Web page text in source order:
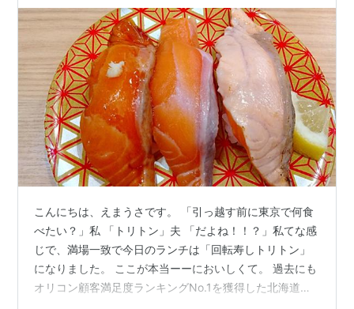
こんにちは、えまうさです。 「引っ越す前に東京で何食
べたい？」私 「トリトン」夫 「だよね！！？」私てな感
じで、満場一致で今日のランチは「回転寿しトリトン」
になりました。 ここが本当ーーにおいしくて。 過去にも
オリコン顧客満足度ランキングNo.1を獲得した北海道の